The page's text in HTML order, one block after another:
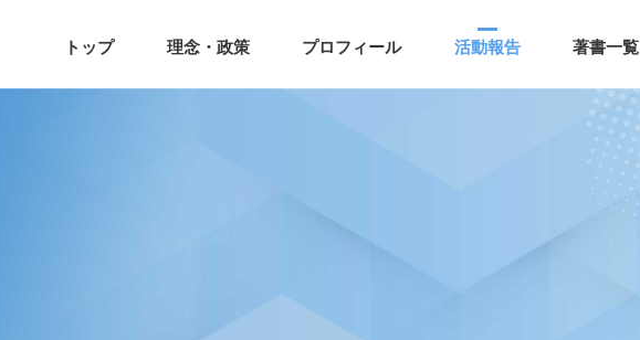
トップ 理念・政策 プロフィール 活動報告 著書一覧